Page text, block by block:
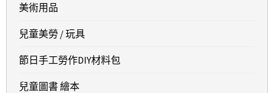
美術用品
兒童美勞 / 玩具
節日手工勞作DIY材料包
兒童圖書 繪本